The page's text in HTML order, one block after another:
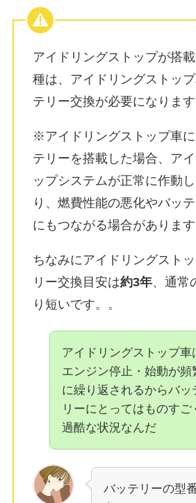
アイドリングストップが搭
種は、 アイドリングストッ
テリー交換が必要になります
※アイドリングストップ車
テリーを搭載した場合、ア
ップシステムが正常に作動
り、燃費性能の悪化やバッ
にもつながる場合があります
ちなみにアイドリングスト
リー交換目安は約3年、通常
り短いです。
。
アイドリングストップ車
エンジン停止・始動が頻
に繰り返されるからバッ
リーにとってはものすご
過酷な状況なんだ
バッテリーの型